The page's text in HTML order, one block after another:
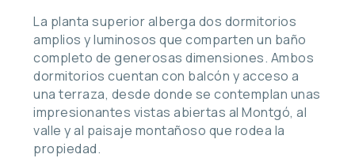
La planta superior alberga dos dormitorios
amplios y luminosos que comparten un baño
completo de generosas dimensiones. Ambos
dormitorios cuentan con balcón y acceso a
una terraza, desde donde se contemplan unas
impresionantes vistas abiertas al Montgó, al
valle y al paisaje montañoso que rodea la
propiedad.